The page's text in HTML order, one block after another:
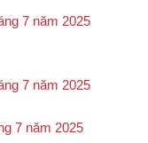
7 năm 2025
7 năm 2025
7 năm 2025